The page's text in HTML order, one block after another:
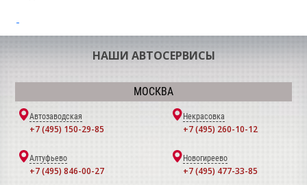
НАШИ АВТОСЕРВИСЫ
МОСКВА
Автозаводская
+7 (495) 150-29-85
Некрасовка
+7 (495) 260-10-12
Алтуфьево
+7 (495) 846-00-27
Новогиреево
+7 (495) 477-33-85